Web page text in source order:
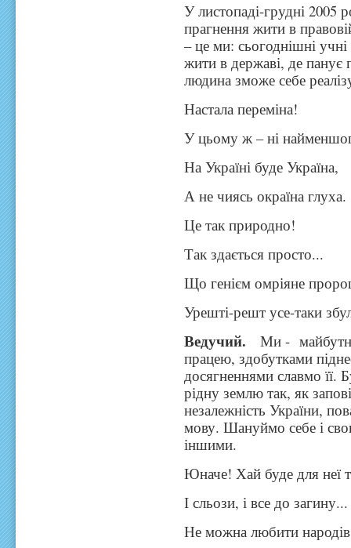
У листопаді-грудні 2005
прагнення жити в
– це ми: сьогоднішні
жити в державі, де панує
людина зможе себе
Настала переміна!
У цьому ж – ні
На Україні буде Україна,
А не чиясь окраїна глуха.
Це так природно!
Так здається просто...
Що генієм омріяне
Урешті-решт усе-таки
Ведучий.Ми -
працею, здобутками
досягненнями славмо її.
рідну землю так, як
незалежність України,
мову. Шануймо себе і
іншими.
Юначе! Хай буде для неї
І сльози, і все до загину...
Не можна любити